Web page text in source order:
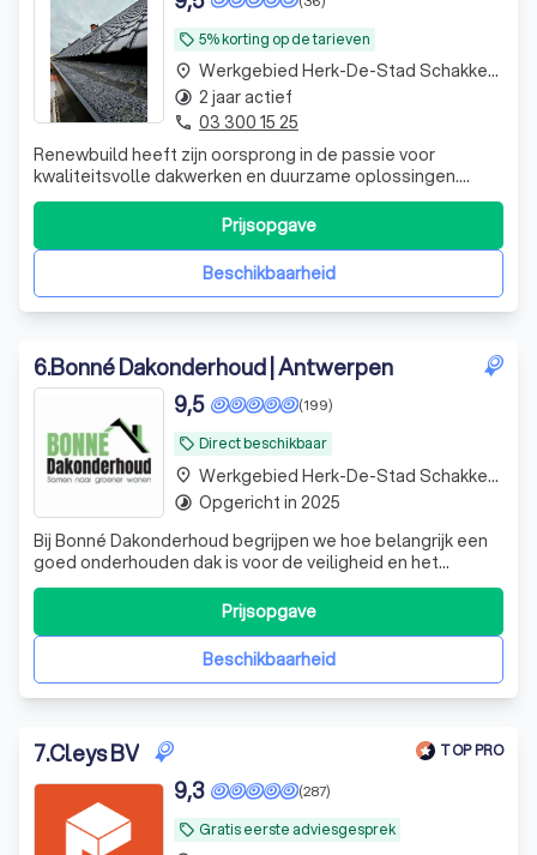
local_offer 5% korting op de tarieven
Renewbuild heeft zijn oorsprong in de passie voor
kwaliteitsvolle dakwerken en duurzame oplossingen.
Sinds de oprichting hebben we ons ontwikkeld tot een
betrouwbare speler in de bouwsector, met een focus op
zowel nieuwbouw als renovatie. Met jarenlange ervaring
en expertise hebben we talloze succes
Beschikbaarheid
Prijsopgave
place Werkgebied Herk-De-Stad Schakkebroek
timelapse 2 jaar actief
phone 03 300 15 25
6.Bonné Dakonderhoud | Antwerpen
local_offer Direct beschikbaar
(199)
9,5
Bij Bonné Dakonderhoud begrijpen we hoe belangrijk een
goed onderhouden dak is voor de veiligheid en het
comfort van uw woning of bedrijfspand. Ons team van
ervaren dakdekkers staat klaar om u te voorzien van
professionele dakwerkzaamheden, van reparaties en
onderhoud tot aan volledige dakrenovaties
Beschikbaarheid
Prijsopgave
place Werkgebied Herk-De-Stad Schakkebroek
timelapse Opgericht in 2025
7.Cleys BV TOP PRO
local_offer Gratis eerste adviesgesprek
(287)
9,3